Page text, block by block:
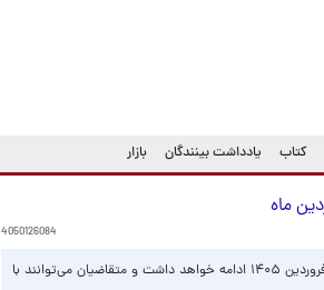
کتاب یادداشت بینندگان بازار
4050126084
ثبت‌نام دور جدید خودروهای وارداتی از روز چهارشنبه ۲۶ فروردین ۱۴۰۵ آغاز و تا پایان روز یکشنبه ۳۰ فروردین ۱۴۰۵ ادامه خواهد داشت و متقاضیان می‌توانند با